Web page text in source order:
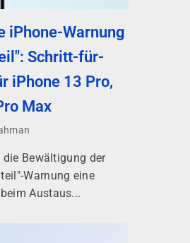
iPhone-Warnung
Schritt-für-
iPhone 13 Pro,
Max
Bewältigung der
Warnung eine
Austaus...